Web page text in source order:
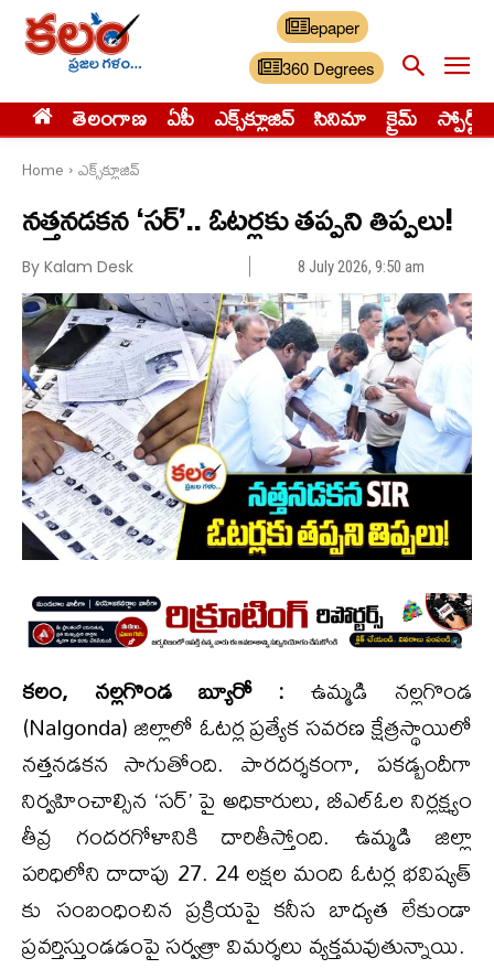
epaper
360 Degrees
తెలంగాణ ఏపీ ఎక్స్‌క్లూజివ్‌ సినిమా క్రైమ్ స్పోర్ట్స్
Home ఎక్స్‌క్లూజివ్‌
నత్తనడకన ‘సర్’.. ఓటర్లకు తప్పని తిప్పలు!
By Kalam Desk 8 July 2026, 9:50 am
కలం, నల్లగొండ బ్యూరో : ఉమ్మడి నల్లగొండ
(Nalgonda) జిల్లాలో ఓటర్ల ప్రత్యేక సవరణ క్షేత్రస్థాయిలో
నత్తనడకన సాగుతోంది. పారదర్శకంగా, పకడ్బందీగా
నిర్వహించాల్సిన ‘సర్’ పై అధికారులు, బీఎల్ఓల నిర్లక్ష్యం
తీవ్ర గందరగోళానికి దారితీస్తోంది. ఉమ్మడి జిల్లా
పరిధిలోని దాదాపు 27. 24 లక్షల మంది ఓటర్ల భవిష్యత్
కు సంబంధించిన ప్రక్రియపై కనీస బాధ్యత లేకుండా
ప్రవర్తిస్తుండడంపై సర్వత్రా విమర్శలు వ్యక్తమవుతున్నాయి.